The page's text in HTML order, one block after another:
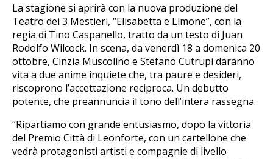
La stagione si aprirà con la nuova produzione del
Teatro dei 3 Mestieri, “Elisabetta e Limone”, con la
regia di Tino Caspanello, tratto da un testo di Juan
Rodolfo Wilcock. In scena, da venerdì 18 a domenica 20
ottobre, Cinzia Muscolino e Stefano Cutrupi daranno
vita a due anime inquiete che, tra paure e desideri,
riscoprono l’accettazione reciproca. Un debutto
potente, che preannuncia il tono dell’intera rassegna.
“Ripartiamo con grande entusiasmo, dopo la vittoria
del Premio Città di Leonforte, con un cartellone che
vedrà protagonisti artisti e compagnie di livello